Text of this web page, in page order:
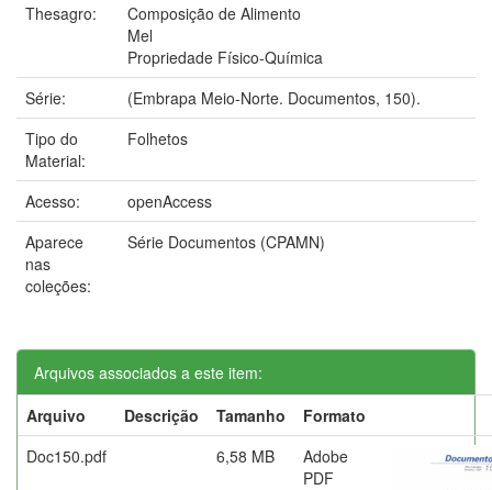
Thesagro:
Composição de Alimento
Mel
Propriedade Físico-Química
Série:
(Embrapa Meio-Norte. Documentos, 150).
Tipo do
Material:
Folhetos
Acesso:
openAccess
Aparece
nas
coleções:
Série Documentos (CPAMN)
Arquivos associados a este item:
Arquivo
Descrição Tamanho
Formato
Doc150.pdf
6,58 MB
Adobe
PDF